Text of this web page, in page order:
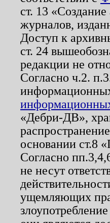
ст. 13
журналов,
Доступ к
ст. 24
редакции не
Согласно ч.2.
«Дебри-ДВ»,
основании ст.8
Согласно
не несут
ущемляющих